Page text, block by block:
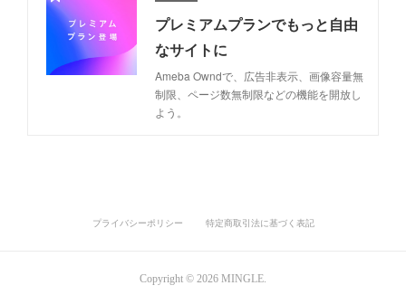
プレミアムプランでもっと自由
なサイトに
Ameba Owndで、広告非表示、画像容量無
制限、ページ数無制限などの機能を開放し
よう。
プライバシーポリシー 特定商取引法に基づく表記
Copyright © 2026 MINGLE.